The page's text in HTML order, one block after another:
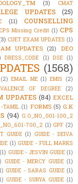
(3)
CMAT
UPDATES (25)
(11)
COUNSELLING
CPS Missing Credit (1) CPS
CUET EXAM UPDATES (1)
UPDATES (21)
DEO
DRESS_CODE (1) DSE (1)
(1568)
(2) EMAIL ME (1) EMIS (2)
OF DEGREE (2)
UPDATES (84) EXCEL
TAMIL (1) FORMS (5) G.K
(94) G.O_NO_001-100_2
700_2 (1) GPF (2)
GUIDE (1) GUIDE - DEIVA
(1) GUIDE - FULL MARKS
(1) GUIDE - JESVIN GUIDE (1)
GUIDE - MERCY GUIDE (1)
GUIDE - SARAS GUIDE (1)
GUIDE - SURYA GUIDE (1)